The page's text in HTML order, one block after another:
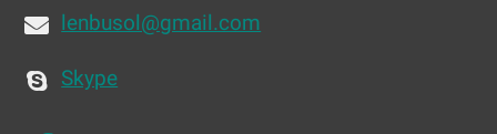
lenbusol@gmail.com
Skype